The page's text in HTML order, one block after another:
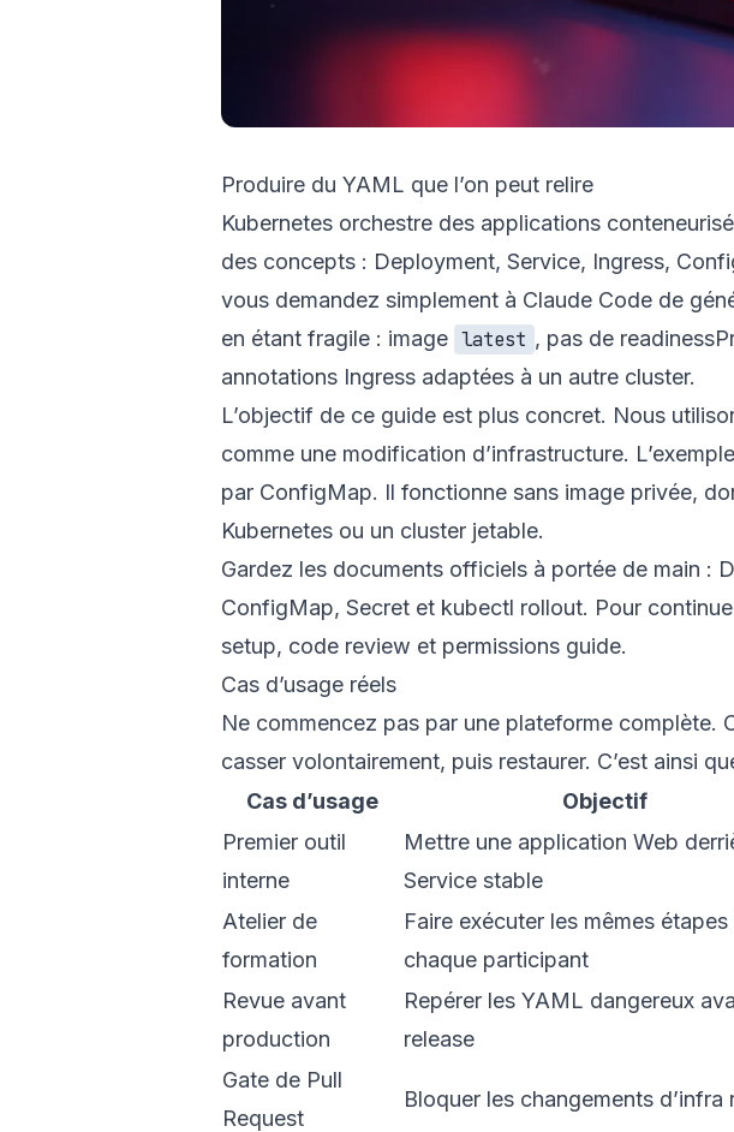
Produire du YAML que l’on peut relire
Kubernetes orchestre des applications
des concepts : Deployment, Service, Ingress,
vous demandez simplement à Claude Code de
en étant fragile : image latest , pas de
annotations Ingress adaptées à un autre cluster.
L’objectif de ce guide est plus concret. Nous
comme une modification d’infrastructure.
par ConfigMap. Il fonctionne sans image privée,
Kubernetes ou un cluster jetable.
Gardez les documents officiels à portée de main :
ConfigMap, Secret et kubectl rollout. Pour
setup, code review et permissions guide.
Cas d’usage réels
Ne commencez pas par une plateforme complète.
casser volontairement, puis restaurer. C’est ainsi
Cas d’usage
Objectif
Premier outil
interne
Mettre une application Web
Service stable
Atelier de
formation
Faire exécuter les mêmes étapes
chaque participant
Revue avant
production
Repérer les YAML dangereux
release
Gate de Pull
Request
Bloquer les changements d’infra